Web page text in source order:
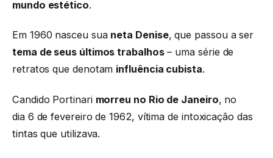
mundo estético.
Em 1960 nasceu sua neta Denise, que passou a ser
tema de seus últimos trabalhos– uma série de
retratos que denotam influência cubista.
Candido Portinari morreu no Rio de Janeiro, no
dia 6 de fevereiro de 1962, vítima de intoxicação das
tintas que utilizava.